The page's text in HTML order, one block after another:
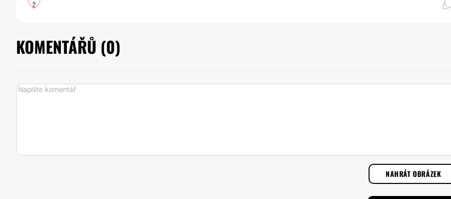
2
KOMENTÁŘŮ (0)
NAHRÁT OBRÁZEK